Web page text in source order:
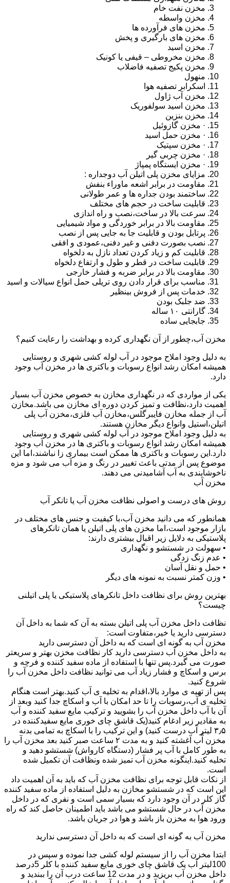
مخزن نفت خام
مخزن واسطه
مخزن های فرآورده ها
مخزن های بارگیری و پخش
مخزن اسید
مخزن مخروطی – قیفی یا کونیک
مخزن پکیج تصفیه فاضلاب
منهول
اسکرابر تصفیه هوا
مخزن آب ژاول
مخزن اسید سولفوریک
مخزن بنزین
· مخزن گازوئیل
· مخزن حمل اسید
· مخزن سپتیک
· مخزن چربی گیر
· مخزن ایستگاه پمپاژ
مزایای مخزن پلی اتیلن آب دوجداره :
مقاومت در برابر اشعه ماوراء بنفش
ساختمند بودن جداره ها و عمر طولانی
قابلیت ساخت در حجم های مختلف
سرعت بالا در ساخت،نصب و راه اندازی
مقاومت بالا در برابر خوردگی و مواد شیمیایی
پرتابل بودن و قابلیت جا به جایی پس از نصب
نصب بصورت دفنی و غیر دفنی،عمودی و افقی
قابلیت کم و زیاد کردن تعداد نازل به دلخواه
قابلیت ساخت در قطر و طول و ارتفاع دلخواه
مقاومت بالا در برابر ضربه و فشار خارجی
مناسب برای قرار دادن روی تریلی حمل انواع سیالات و اسید
خدمات پس از فروش بینظیر
ضد جلبک بودن
گارانتی ۱۰ ساله
جابجایی ساده
مخزن آب،چطور از آن نگهداری کرده و بهداشت را رعایت کنیم؟
به دلیل وجود املاح موجود در آب لوله کشی شهری و روستایی
همیشه امکان رشد انواع رسوبات و باکتری ها در مخزن آب وجود
دارد.
یکی از مواردی که در نگهداری مخازن به خصوص مخزن آب بسیار
اهمیت دارد،نظافت و تمیز کردن دوره ای مخازن می باشد.مخازن
آب از جمله مخازن فایبرگلس،مخازن آب فلزی،مخزن آب پلی
اتیلن،استیل وانواع دیگر مخازن هستند.
به دلیل وجود املاح موجود در آب لوله کشی شهری و روستایی
همیشه امکان رشد انواع رسوبات و باکتری ها در مخزن آب وجود
دارد.این رسوبات و باکتری ها ممکن است بیماری زا نباشند،اما این
موضوع پس از مدتی باعث تغییر در رنگ و مزه آب می شود و مزه
ناخوشایندی به آب آشامیدنی می دهند.
مخزن آب
روش های درست و اصولی نظافت مخزن آب یا تانکر آب
همانطور که می دانید مخزن آب،با کیفیت و جنس های مختلف در
بازار موجود است،اما مخزن های پلی اتیلن یا همان تانکرهای
پلاستیکی به دلایل زیر اقبال بیشتری دارند:
• سهولت در شستشو و نگهداری
• عدم زنگ زدگی
• حمل و نقل آسان
• وزن کمتر نسبت به نمونه های دیگر
بهترین روش برای نظافت داخل تانکرهای پلاستیکی یا پلی اتیلنی
چیست؟
نظافت داخل مخزن آب پلی اتیلن بسته به آن که شما به داخل آن
دسترسی دارید یا خیر،متفاوت است:
مخزن آب به گونه ای است که به داخل آن دسترسی دارید
به داخل مخزن آب دسترسی دارید کار نظافت مخزن بهتر و سریعتر
صورت می گیرد.پس تنها با استفاده از ماده سفید کننده و فرچه و
برس و اسکاچ و فشار زیاد آب می توانید نظافت داخل مخزن آب را
شروع کنید.
پس از تهیه ی موارد بالا،اقدام به تخلیه ی آب کنید.بهتر است هنگام
تخلیه ی آب،رسوبات را تا حد امکان با آب و اسکاچ جدا کنید وبعد از
آن با آب داخل مخزن آب را بشویید و ترکیب مایع سفید کننده و آب
به مقادیر زیر ادغام کنید(یک قاشق چای خوری مایع سفیدکننده در
۳٫۵ لیتر آب درست کنید) و این ترکیب را با اسکاچ به تمامی بدنه
مخزن آّب آغشته کنید و به مدت ۲ ساعت صبر کنید بعد مخزن آب را
به طور کامل با آب پر فشار (دستگاه کارواش) شستشو دهید و
تخلیه کنید.اینگونه مخزن آب تمیز شده ونظافت آن تکمیل شده
است.
از نکات قابل توجه برای نظافت مخزن آب که باید به آن اهمیت داد
این است که در شستشو مخازن به دلیل استفاده از ماده سفید کننده
گاز کلر در آن وجود دارد که بسیار سمی است و نفری که در داخل
مخزن آب در حال شستشو می باشد باید اطمینان حاصل کند که راه
ورود هوا به مخزن باز باشد و هوا در جریان باشد.
مخزن آب به گونه ای است که به داخل آن دسترسی ندارید
ابتدا مخزن آب را از سیستم لوله کشی جدا نموده و سپس در
100لیتر آب یک قاشق چای خوری مایع سفید کننده با کلر 5درصد
داخل مخزن آب بریزید و در مدت 12 ساعت درب آن را ببندید و